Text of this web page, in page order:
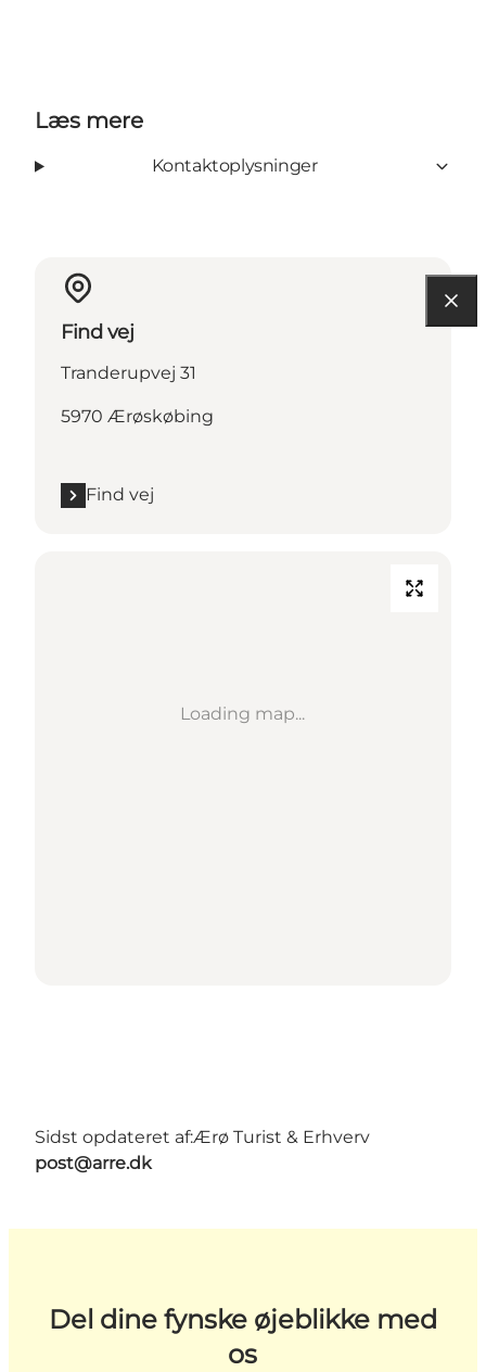
Læs mere
Kontaktoplysninger
Find vej
Tranderupvej 31
5970 Ærøskøbing
Find vej
Loading map...
Sidst opdateret af:Ærø Turist & Erhverv
post@arre.dk
Del dine fynske øjeblikke med
os